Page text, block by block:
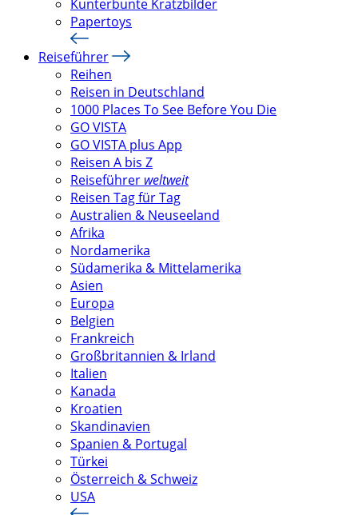
Kunterbunte Kratzbilder
Papertoys
Reiseführer
Reihen
Reisen in Deutschland
1000 Places To See Before You Die
GO VISTA
GO VISTA plus App
Reisen A bis Z
Reiseführer weltweit
Reisen Tag für Tag
Australien & Neuseeland
Afrika
Nordamerika
Südamerika & Mittelamerika
Asien
Europa
Belgien
Frankreich
Großbritannien & Irland
Italien
Kanada
Kroatien
Skandinavien
Spanien & Portugal
Türkei
Österreich & Schweiz
USA